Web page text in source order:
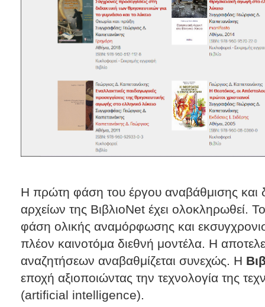
Η πρώτη φάση του έργου αναβάθμισης και
αρχείων της ΒιβλιοNet έχει ολοκληρωθεί.
φάση ολικής αναμόρφωσης και
πλέον καινοτόμα διεθνή μοντέλα. Η
αναζητήσεων αναβαθμίζεται συνεχώς. Η
εποχή αξιοποιώντας την τεχνολογία της
(artificial intelligence).